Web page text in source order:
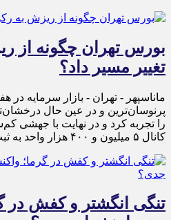
بورس تهران چگونه از
تغییر مسیر داد؟
ماناسپهر - تهران - بازار سرمایه در
پرنوسان‌ترین و در عین حال
را تجربه کرد و در نهایت با جهشی
کانال ۵ میلیون و ۴۰۰ هزار واحد به ثبت رساند.
تنگی انگشتر و کفش در